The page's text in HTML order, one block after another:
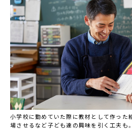
小学校に勤めていた際に教材として作った
場させるなど子ども達の興味を引く工夫も。